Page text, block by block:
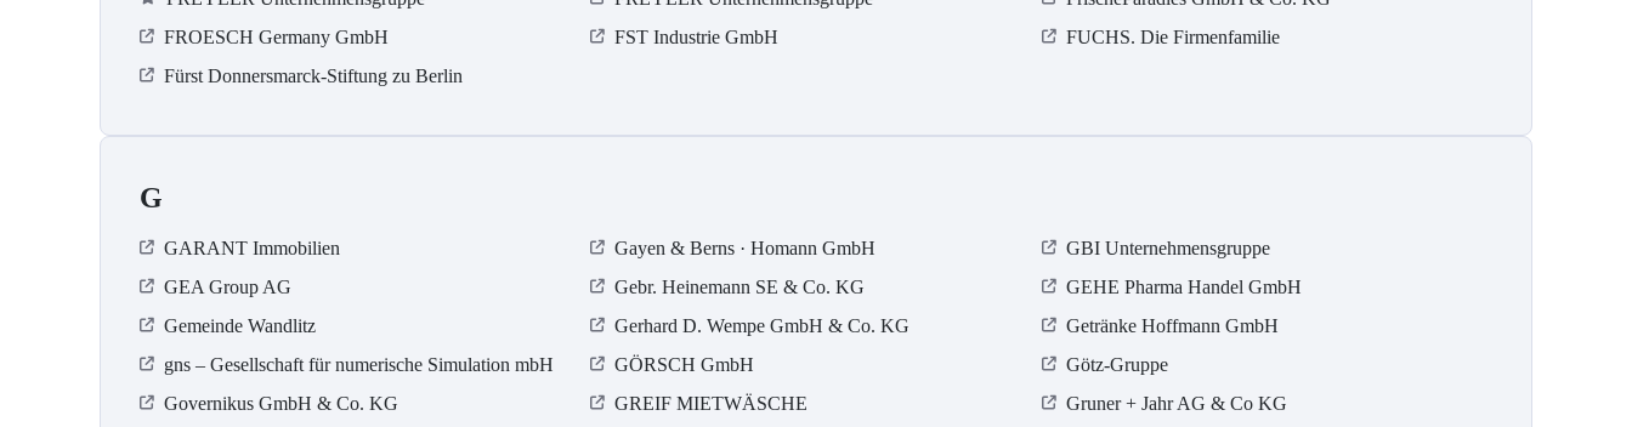
FROESCH Germany GmbH
FST Industrie GmbH
FUCHS. Die Firmenfamilie
Fürst Donnersmarck-Stiftung zu Berlin
G
GARANT Immobilien Gayen & Berns · Homann GmbH
GBI Unternehmensgruppe
GEA Group AG
Gebr. Heinemann SE & Co. KG
GEHE Pharma Handel GmbH
Gemeinde Wandlitz
Gerhard D. Wempe GmbH & Co. KG
Getränke Hoffmann GmbH
gns – Gesellschaft für numerische Simulation mbH
GÖRSCH GmbH
Götz-Gruppe
Governikus GmbH & Co. KG
GREIF MIETWÄSCHE Gruner + Jahr AG & Co KG